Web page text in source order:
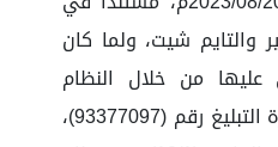
والتايم شيت، ولما كان
عليها من خلال النظام
الالكتروني بموجب مذكرة التبليغ رقم (93377097)،